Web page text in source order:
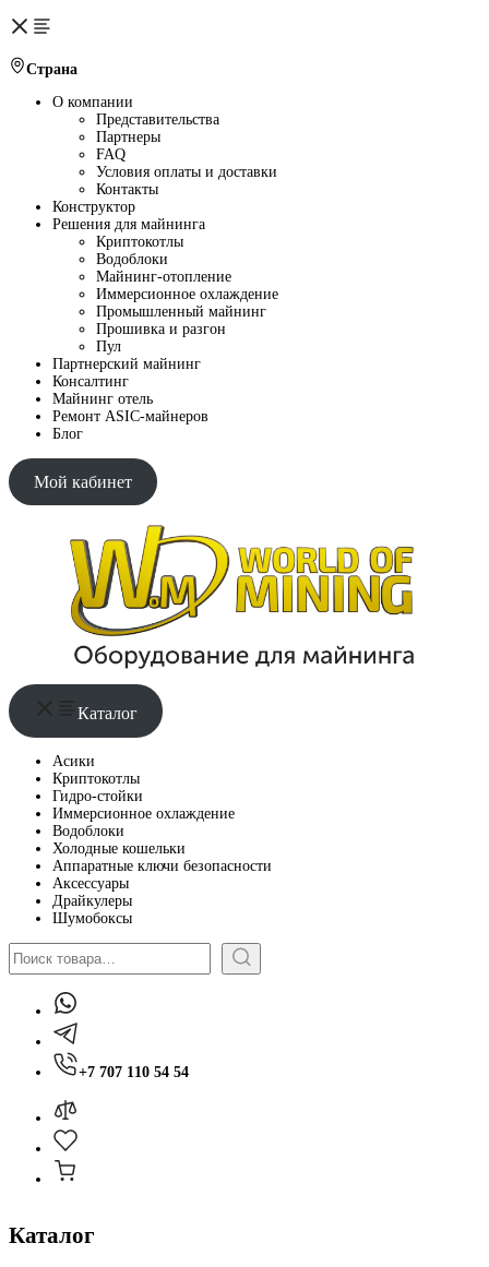
Страна
О компании
Представительства
Партнеры
FAQ
Условия оплаты и доставки
Контакты
Конструктор
Решения для майнинга
Криптокотлы
Водоблоки
Майнинг-отопление
Иммерсионное охлаждение
Промышленный майнинг
Прошивка и разгон
Пул
Партнерский майнинг
Консалтинг
Майнинг отель
Ремонт ASIC-майнеров
Блог
Мой кабинет
Каталог
Асики
Криптокотлы
Гидро-стойки
Иммерсионное охлаждение
Водоблоки
Холодные кошельки
Аппаратные ключи безопасности
Аксессуары
Драйкулеры
Шумобоксы
Поиск
+7 707 110 54 54
Каталог